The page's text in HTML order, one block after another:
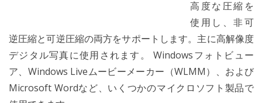
高度な圧縮を
使用し、非可
逆圧縮と可逆圧縮の両方をサポートします。主に高解像度
デジタル写真に使用されます。 Windowsフォトビュー
ア、Windows Liveムービーメーカー（WLMM）、および
Microsoft Wordなど、いくつかのマイクロソフト製品で